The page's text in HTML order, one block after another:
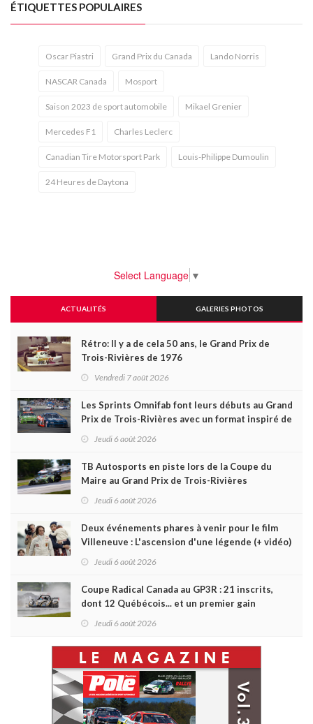
ÉTIQUETTES POPULAIRES
Oscar Piastri Grand Prix du Canada Lando Norris
NASCAR Canada Mosport
Saison 2023 de sport automobile Mikael Grenier
Mercedes F1 Charles Leclerc
Canadian Tire Motorsport Park Louis-Philippe Dumoulin
24 Heures de Daytona
Select Language ▼
ACTUALITÉS GALERIES PHOTOS
Rétro: Il y a de cela 50 ans, le Grand Prix de
Trois-Rivières de 1976
Vendredi 7 août 2026
Les Sprints Omnifab font leurs débuts au Grand
Prix de Trois-Rivières avec un format inspiré de
Jeudi 6 août 2026
TB Autosports en piste lors de la Coupe du
Maire au Grand Prix de Trois-Rivières
Jeudi 6 août 2026
Deux événements phares à venir pour le film
Villeneuve : L'ascension d'une légende (+ vidéo)
Jeudi 6 août 2026
Coupe Radical Canada au GP3R : 21 inscrits,
dont 12 Québécois... et un premier gain
Jeudi 6 août 2026